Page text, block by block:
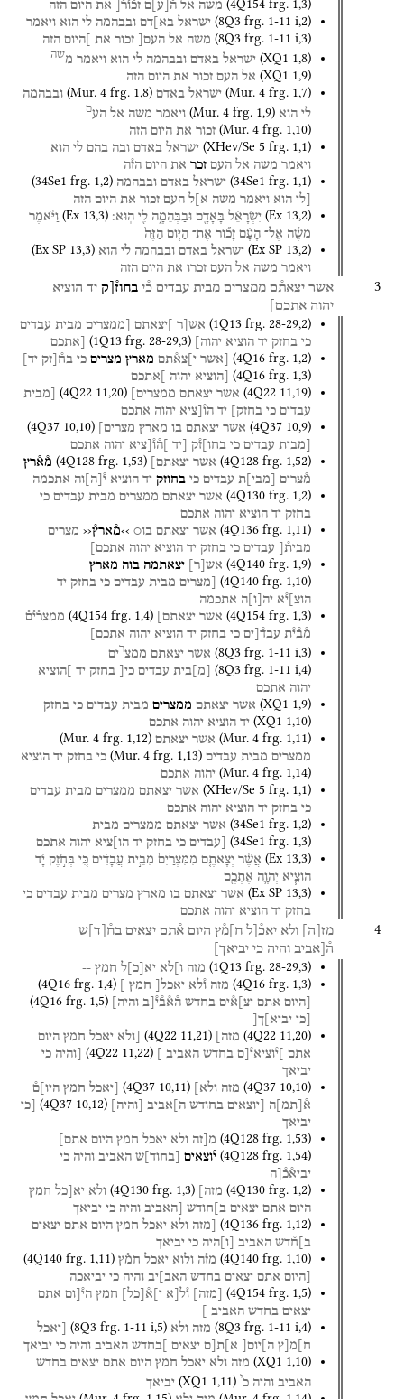
(4Q154 frg. 1,3) משה אל ה֯ ע ם זכ֯ו֯ר֯[ את היום הזה
(8Q3 frg. 1-11 i,2) ישראל בא]דם ובבהמה לי הוא ויאמר
(8Q3 frg. 1-11 i,3) משה אל העם[ זכור את ]היום הזה
(XQ1 1,8) ישראל באדם ובבהמה לי הוא ויאמר משה
(XQ1 1,9) אל העם זכור את היום הזה
(Mur. 4 frg. 1,7) ישראל באדם (Mur. 4 frg. 1,8)
ובבהמה
לי הוא (Mur. 4 frg. 1,9) ויאמר משה אל העם
(Mur. 4 frg. 1,10) זכור את היום הזה
(XHev/Se 5 frg. 1,1) ישראל באדם ובה בהם לי הוא
ויאמר משה אל העם זכר את היום הז֯ה
(34Se1 frg. 1,1) ישראל באדם ובבהמה (34Se1 frg. 1,2)
[לי הוא ויאמר משה א]ל העם זכור את היום הזה
(Ex 13,2) יִשְׂרָאֵ֔ל בָּאָדָ֖ם וּבַבְּהֵמָ֑ה לִ֖י הֽוּא׃ (Ex 13,3)
וַיֹּ֨אמֶר
מֹשֶׁ֜ה אֶל־ הָעָ֗ם זָכ֞וֹר אֶת־ הַיּ֤וֹם הַזֶּה֙
(Ex SP 13,2) ישראל באדם ובבהמה לי הוא (Ex SP 13,3)
ויאמר משה אל העם זכרו את היום הזה
3 אשר יצאת֯ם ממצרים מבית עבדים כ֯י בחוז֯[ק יד הוציא
יהוה אתכם]
(1Q13 frg. 28-29,2) אש[ר ]יצאתם [ממצרים מבית עבדים
כי בחזק יד הוציא יהוה] (1Q13 frg. 28-29,3) [אתכם
(4Q16 frg. 1,2) [אשר י]צא֯תם מארץ מצרים כי בח֯[זק יד]
(4Q16 frg. 1,3) [הוציא יהוה ]אתכם
(4Q22 11,19) אשר יצאתם ממצרים] (4Q22 11,20)
[מבית
עבדים כי בחזק] יד הו֯[ציא יהוה אתכם
(4Q37 10,9) אשר יצאתם בו מארץ מצרים] (4Q37 10,10)
[מבית עבדים כי בחו]ז֯ק [יד ]ה֯ו֯[ציא יהוה אתכם
(4Q128 frg. 1,52) אשר יצאתם] (4Q128 frg. 1,53)
מ֯א֯רץ
מ֯צרים
מבי ת עבדים כי בחוזק יד הוציא י֯ ה וה אתכמה
(4Q130 frg. 1,2) אשר יצאתם ממצרים מבית עבדים כי
בחזק יד הוציא יהוה אתכם
(4Q136 frg. 1,11) אשר יצאתם בו○ ››מ֯ארץ֯‹‹ מצרים
מבית֯[
עבדים כי בחזק יד הוציא יהוה אתכם]
(4Q140 frg. 1,9) אש ר יצאתמה בוה מארץ
(4Q140 frg. 1,10) [מצרים מבית עבדים כי בחזק יד
הוצ]י֯א יה ו ה אתכמה
(4Q154 frg. 1,3) אשר יצאתם] (4Q154 frg. 1,4)
ממצר֯י֯ם֯
מ֯ב֯י֯ת עבד֯[ים כי בחזק יד הוציא יהוה אתכם]
(8Q3 frg. 1-11 i,3) אשר יצאתם ממצרים
(8Q3 frg. 1-11 i,4) מ בית עבדים כי[ בחזק יד
]הוציא
יהוה אתכם
(XQ1 1,9) אשר יצאתם ממצרים מבית עבדים כי בחזק
(XQ1 1,10) יד הוציא יהוה אתכם
(Mur. 4 frg. 1,11) אשר יצאתם (Mur. 4 frg. 1,12)
ממצרים מבית עבדים (Mur. 4 frg. 1,13) כי בחזק יד הוציא
(Mur. 4 frg. 1,14) יהוה אתכם
(XHev/Se 5 frg. 1,1) אשר יצאתם ממצרים מבית עבדים
כי בחזק יד הוציא יהוה אתכם
(34Se1 frg. 1,2) אשר יצאתם ממצרים מבית
(34Se1 frg. 1,3) [עבדים כי בחזק יד הו]ציא יהוה אתכם
(Ex 13,3) אֲשֶׁ֨ר יְצָאתֶ֤ם מִמִּצְרַ֙יִם֙ מִבֵּ֣ית עֲבָדִ֔ים כִּ֚י בְּחֹ֣זֶק יָ֔ד
הוֹצִ֧יא יְהֹוָ֛ה אֶתְכֶ֖ם
(Ex SP 13,3) אשר יצאתם בו מארץ מצרים מבית עבדים כי
בחזק יד הוציא יהוה אתכם
4 מז ה ולא יאכ֯[ל ח]מ֯ץ היום א֯תם יצאים בח֯ ד ש
ה֯[אביב והיה כי יביאך]
(1Q13 frg. 28-29,3) מזה ו]לא יא כ ל חמץ --
(4Q16 frg. 1,3) מזה ו֯לא יאכל[ חמץ (4Q16 frg. 1,4)
[היום אתם יצ]א֯ים בחדש ה֯א֯ב֯י֯[ב והיה] (4Q16 frg. 1,5)
[כי יביא]ך[
(4Q22 11,20) מזה] (4Q22 11,21) [ולא יאכל חמץ היום
אתם
]י֯וציאי֯[ם בחדש האביב (4Q22 11,22) [והיה כי
יביאך
(4Q37 10,10) מזה ולא] (4Q37 10,11) [יאכל חמץ היו]ם֯
א֯ תמ ה [יוצאים בחודש ה]אביב והיה (4Q37 10,12)
[כי
יביאך
(4Q128 frg. 1,53) מ[זה ולא יאכל חמץ היום אתם]
(4Q128 frg. 1,54) י֯וצאים בחוד ש האביב והיה כי
יביא֯כ֯[ה
(4Q130 frg. 1,2) מזה] (4Q130 frg. 1,3) ולא יא[כל חמץ
היום אתם יצאים ב]חודש [האביב והיה כי יביאך
(4Q136 frg. 1,12) [מזה ולא יאכל חמץ היום אתם יצאים
ב]ח֯דש האביב ו היה כי יביאך
(4Q140 frg. 1,10) מז֯ה ולוא יאכל חמ֯ץ (4Q140 frg. 1,11)
[היום אתם יצאים בחדש האב]יב והיה כי יביאכה
(4Q154 frg. 1,5) מזה ו֯ל[א י]א֯ כל חמץ הי֯[ום אתם
יצאים בחדש האביב
(8Q3 frg. 1-11 i,4) מזה ולא (8Q3 frg. 1-11 i,5)
[יאכל
ח]מ[ץ ה]יום[ א]ת[ם יצאים ]בחדש האביב והיה כי יביאך
(XQ1 1,10) מזה ולא יאכל חמץ היום אתם יצאים בחדש
האביב והיה כי (XQ1 1,11) יביאך